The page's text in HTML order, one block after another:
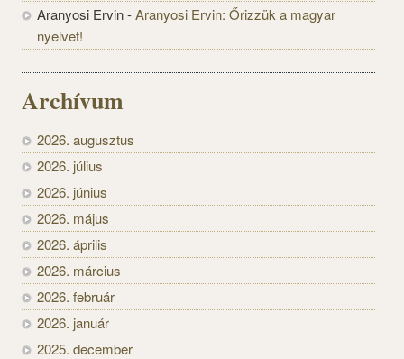
Aranyosi Ervin-Aranyosi Ervin: Őrizzük a magyar
nyelvet!
Archívum
2026. augusztus
2026. július
2026. június
2026. május
2026. április
2026. március
2026. február
2026. január
2025. december